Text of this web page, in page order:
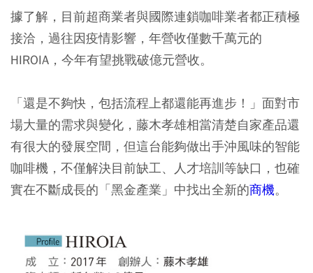
據了解，目前超商業者與國際連鎖咖啡業者都正積極
接洽，過往因疫情影響，年營收僅數千萬元的
HIROIA，今年有望挑戰破億元營收。
「還是不夠快，包括流程上都還能再進步！」面對市
場大量的需求與變化，藤木孝雄相當清楚自家產品還
有很大的發展空間，但這台能夠做出手沖風味的智能
咖啡機，不僅解決目前缺工、人才培訓等缺口，也確
實在不斷成長的「黑金產業」中找出全新的商機。